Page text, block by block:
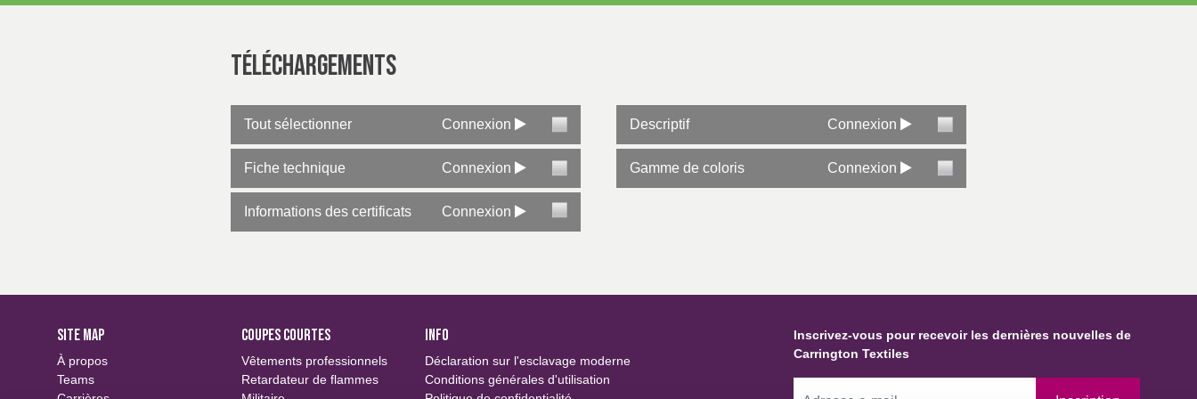
Téléchargements
Tout sélectionner Connexion Descriptif Connexion
Fiche technique Connexion Gamme de coloris Connexion
Informations des certificats Connexion
SITE MAP
À propos
Teams
COUPES COURTES
Vêtements professionnels
Retardateur de flammes
INFO
Déclaration sur l'esclavage moderne
Conditions générales d'utilisation
Inscrivez-vous pour recevoir les dernières nouvelles de
Carrington Textiles